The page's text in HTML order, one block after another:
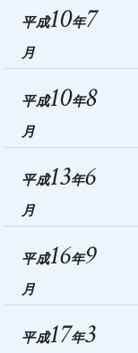
平成10年7
月
平成10年8
月
平成13年6
月
平成16年9
月
平成17年3